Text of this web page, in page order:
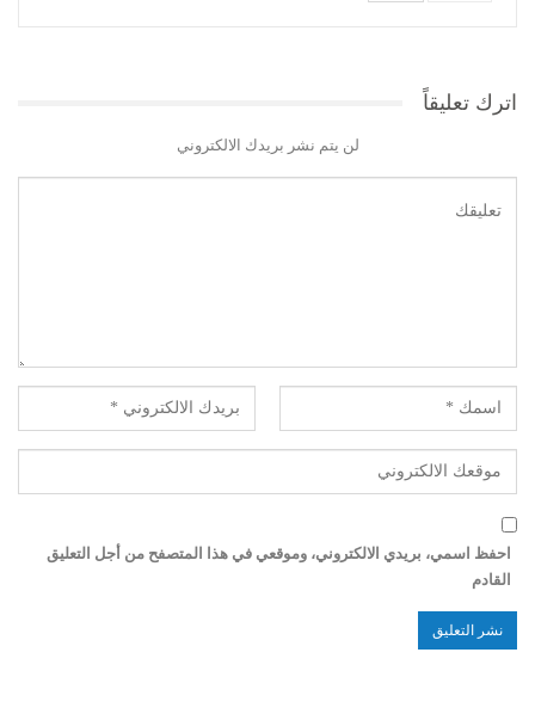
اترك تعليقاً
لن يتم نشر بريدك الالكتروني
احفظ اسمي، بريدي الالكتروني، وموقعي في هذا المتصفح من أجل التعليق
القادم